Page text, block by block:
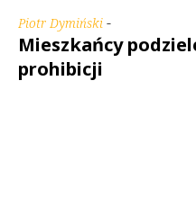
Piotr Dymiński -
Mieszkańcy
prohibicji